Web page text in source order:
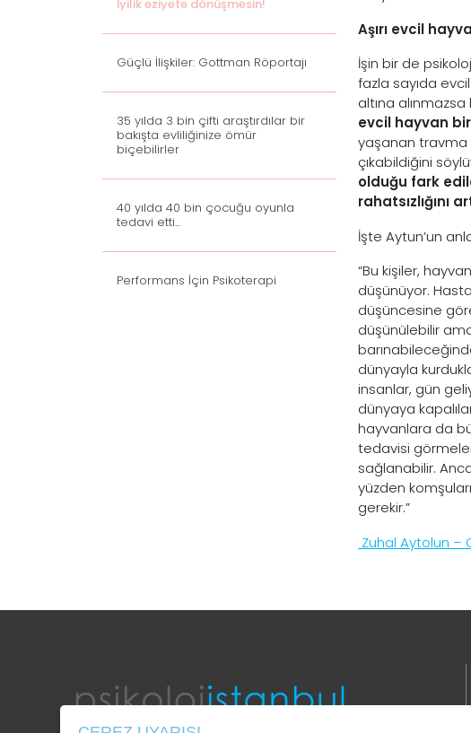
İyilik eziyete dönüşmesin!
Güçlü İlişkiler: Gottman Röportajı
35 yılda 3 bin çifti araştırdılar bir
bakışta evliliğinize ömür
biçebilirler
40 yılda 40 bin çocuğu oyunla
tedavi etti...
Performans İçin Psikoterapi
Aşırı evcil
İşin bir de
fazla sayıda
altına
evcil hayvan
yaşanan travma
çıkabildiğini
olduğu fark
rahatsızlığını
İşte Aytun’un
“Bu kişiler,
düşünüyor.
düşüncesine
düşünülebilir
dünyayla
insanlar, gün
dünyaya
hayvanlara da
tedavisi
sağlanabilir.
yüzden
gerekir.”
Zuhal Aytolun –